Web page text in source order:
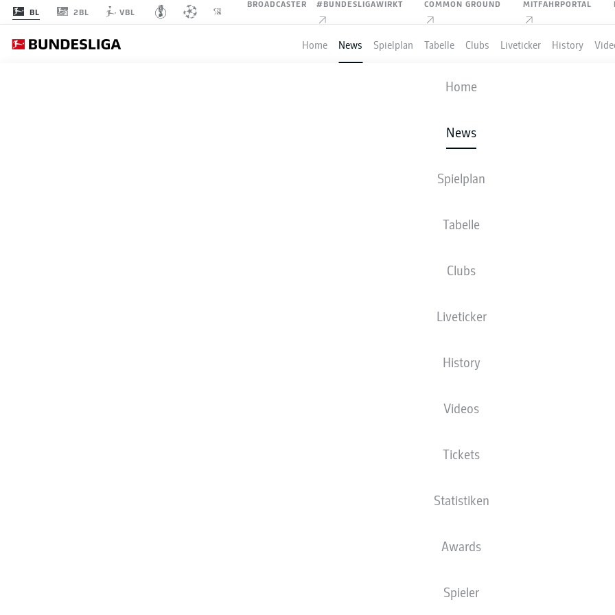
BL 2BL VBL
BROADCASTER #BUNDESLIGAWIRKT COMMON GROUND MITFAHRPORTAL
Home News Spielplan Tabelle Clubs Liveticker History
Home
News
Spielplan
Tabelle
Clubs
Liveticker
History
Videos
Tickets
Statistiken
Awards
Spieler
Anzeige
FLORIAN GRILLITSCH ERZIELT
TOP-TOR DES JAHRES 2023